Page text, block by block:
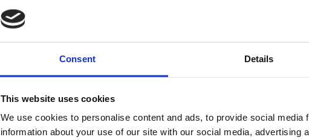
Consent Details
This website uses cookies
We use cookies to personalise content and ads, to provide social
information about your use of our site with our social media, advertising